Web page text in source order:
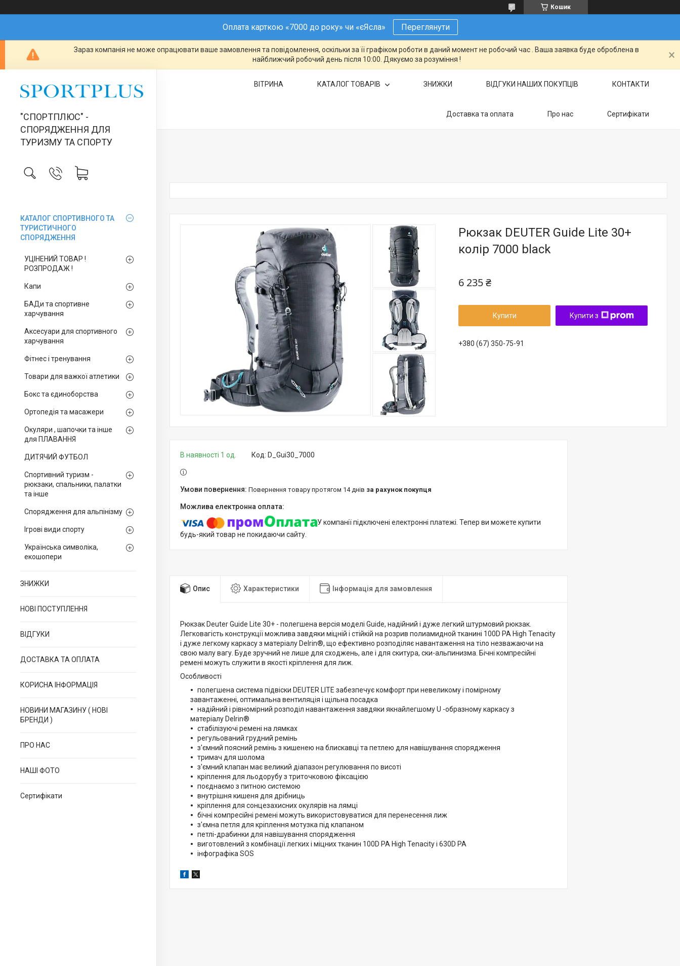
Кошик
Оплата карткою «7000 до року» чи «єЯсла» Переглянути
Зараз компанія не може опрацювати ваше замовлення та повідомлення, оскільки за її графіком роботи в даний момент не робочий час . Ваша заявка буде оброблена в
найближчий робочий день після 10:00. Дякуємо за розуміння !
"СПОРТПЛЮС" -
СПОРЯДЖЕННЯ ДЛЯ
ТУРИЗМУ ТА СПОРТУ
КАТАЛОГ СПОРТИВНОГО ТА
ТУРИСТИЧНОГО
СПОРЯДЖЕННЯ
УЦІНЕНИЙ ТОВАР !
РОЗПРОДАЖ !
Капи
БАДи та спортивне
харчування
Аксесуари для спортивного
харчування
Фітнес і тренування
Товари для важкої атлетики
Бокс та єдиноборства
Ортопедія та масажери
Окуляри , шапочки та інше
для ПЛАВАННЯ
ДИТЯЧИЙ ФУТБОЛ
Спортивний туризм -
рюкзаки, спальники, палатки
та інше
Спорядження для альпінізму
Ігрові види спорту
Українська символіка,
екошопери
ЗНИЖКИ
НОВІ ПОСТУПЛЕННЯ
ВІДГУКИ
ДОСТАВКА ТА ОПЛАТА
КОРИСНА ІНФОРМАЦІЯ
НОВИНИ МАГАЗИНУ ( НОВІ
БРЕНДИ )
ПРО НАС
НАШІ ФОТО
Сертифікати
ВІТРИНА КАТАЛОГ ТОВАРІВ ЗНИЖКИ ВІДГУКИ НАШИХ ПОКУПЦІВ КОНТАКТИ
Доставка та оплата Про нас Сертифікати
Рюкзак DEUTER Guide Lite 30+
колір 7000 black
6 235 ₴
Купити Купити з
+380 (67) 350-75-91
В наявності 1 од. Код: D_Gui30_7000
повернення товару протягом 14 днів за рахунок покупця
У компанії підключені електронні платежі. Тепер ви можете купити
будь-який товар не покидаючи сайту.
Опис Характеристики Інформація для замовлення
Рюкзак Deuter Guide Lite 30+ - полегшена версія моделі Guide, надійний і дуже легкий штурмовий рюкзак.
Легковагість конструкції можлива завдяки міцній і стійкій на розрив полиамидной тканині 100D PA High Tenacity
і дуже легкому каркасу з матеріалу Delrin®, що ефективно розподіляє навантаження на тіло незважаючи на
свою малу вагу. Буде зручний не лише для сходжень, але і для скитура, ски-альпинизма. Бічні компресійні
ремені можуть служити в якості кріплення для лиж.
Особливості
полегшена система підвіски DEUTER LITE забезпечує комфорт при невеликому і помірному
завантаженні, оптимальна вентиляція і щільна посадка
надійний і рівномірний розподіл навантаження завдяки якнайлегшому U -образному каркасу з
матеріалу Delrin®
стабілізуючі ремені на лямках
регульований грудний ремінь
з'ємний поясний ремінь з кишенею на блискавці та петлею для навішування спорядження
тримач для шолома
з'ємний клапан має великий діапазон регулювання по висоті
кріплення для льодорубу з триточковою фіксацією
поєднаємо з питною системою
внутрішня кишеня для дрібниць
кріплення для сонцезахисних окулярів на лямці
бічні компресійні ремені можуть використовуватися для перенесення лиж
з'ємна петля для кріплення мотузка під клапаном
петлі-драбинки для навішування спорядження
виготовлений з комбінації легких і міцних тканин 100D PA High Tenacity і 630D PA
інфографіка SOS